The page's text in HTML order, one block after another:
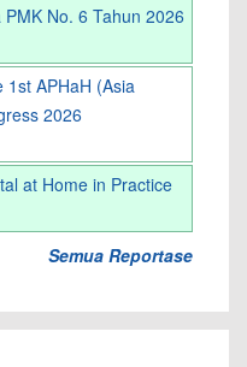
No. 6 Tahun 2026
1st APHaH (Asia
2026
at Home in Practice
Semua Reportase